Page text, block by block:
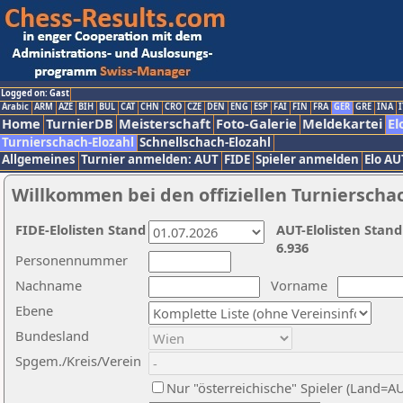
Logged on: Gast
Arabic ARM AZE BIH BUL CAT CHN CRO CZE DEN ENG ESP FAI FIN FRA GER GRE INA
Home TurnierDB Meisterschaft Foto-Galerie Meldekartei
Turnierschach-Elozahl Schnellschach-Elozahl
Allgemeines Turnier anmelden: AUT FIDE Spieler anmelden Elo
Willkommen bei den offiziellen
Nachname
Vorname
Ebene
Personennummer
Bundesland
Spgem./Kreis/Verein
Nur "österreichische" Spieler
AUT-Elolisten
6.936
FIDE-Elolisten Stand